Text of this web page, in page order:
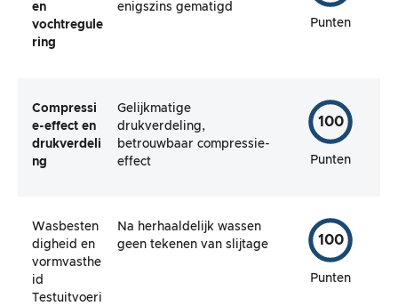
en
vochtregule
ring
enigszins gematigd
Punten
Compressi
e-effect en
drukverdeli
ng
Gelijkmatige
drukverdeling,
betrouwbaar compressie-
effect
100
Punten
Wasbesten
digheid en
vormvasthe
id
Testuitvoeri
Na herhaaldelijk wassen
geen tekenen van slijtage
100
Punten